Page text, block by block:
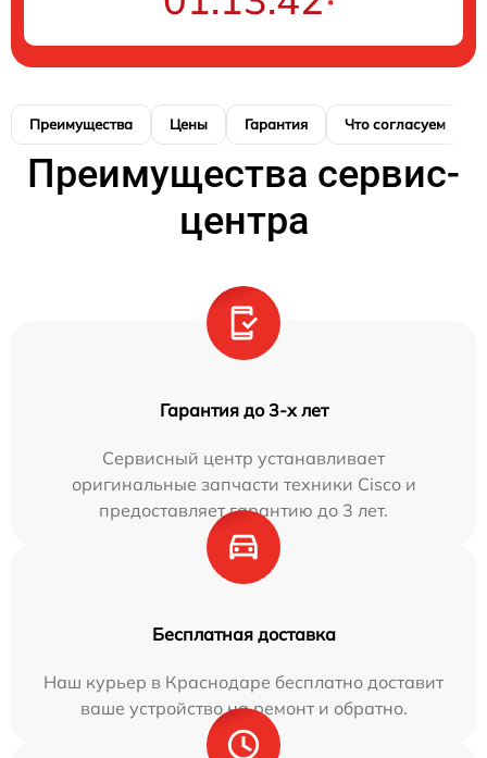
Преимущества Цены Гарантия Что согласуем
Преимущества сервис-
центра
Гарантия до 3-х лет
Сервисный центр устанавливает
оригинальные запчасти техники Cisco и
предоставляет гарантию до 3 лет.
Бесплатная доставка
Наш курьер в Краснодаре бесплатно доставит
ваше устройство на ремонт и обратно.